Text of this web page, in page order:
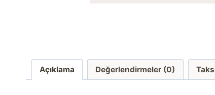
Açıklama Değerlendirmeler (0)